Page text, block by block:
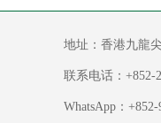
地址：香港九龍
联系电话：+852-
WhatsApp：+852-